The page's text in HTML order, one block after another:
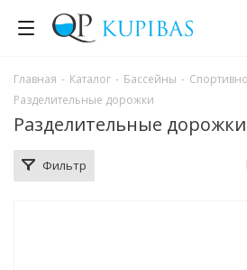
Главная - Каталог - Бассейны -
Разделительные дорожки
Разделительные дорожки
Фильтр